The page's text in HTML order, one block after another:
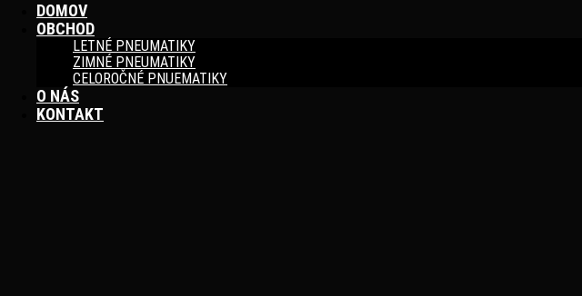
DOMOV
OBCHOD
LETNÉ PNEUMATIKY
ZIMNÉ PNEUMATIKY
CELOROČNÉ PNUEMATIKY
O NÁS
KONTAKT